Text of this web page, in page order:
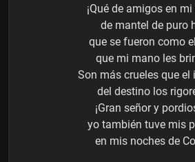
¡Qué de amigos en
de mantel de puro
que se fueron como
que mi mano les
Son más crueles que el
del destino los
¡Gran señor y
yo también tuve mis
en mis noches de